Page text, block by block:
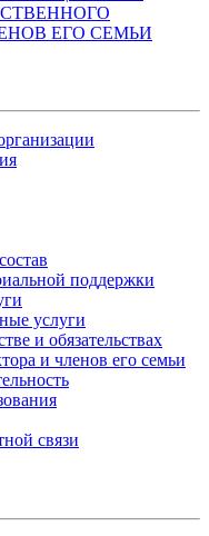
ЕГО СЕМЬИ
поддержки
услуги
и обязательствах
и членов его семьи
связи